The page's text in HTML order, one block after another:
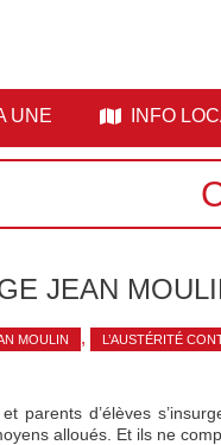
UNE INFO
JEAN
MOULIN , L’AUSTÉRITÉ
et parents d’élèves
alloués. Et ils ne